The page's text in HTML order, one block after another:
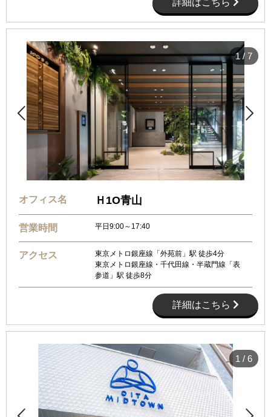
 
1/ 7
オフィス名 Ｈ1O青山
営業時間 平日9:00～17:40
アクセス
東京メトロ銀座線「外苑前」駅 徒歩4分
東京メトロ銀座線・千代田線・半蔵門線「表
参道」駅 徒歩8分
詳細はこちら
1 / 6